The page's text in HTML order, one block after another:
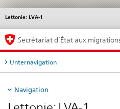
Lettonie: LVA-1
Service
Navigation
Secrétariat d’État aux
Unternavigation
Navigation